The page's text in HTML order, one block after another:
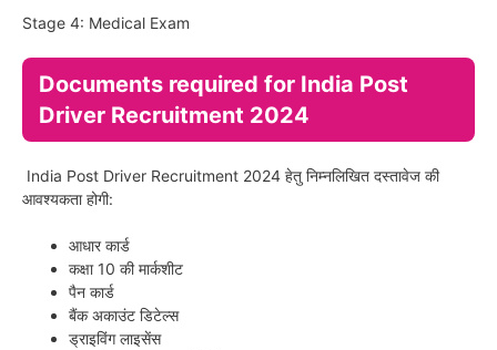
Stage 4: Medical Exam
Documents required for India Post
Driver Recruitment 2024
India Post Driver Recruitment 2024 हेतु निम्नलिखित दस्तावेज की
आवश्यकता होगी:
आधार कार्ड
कक्षा 10 की मार्कशीट
पैन कार्ड
बैंक अकाउंट डिटेल्स
ड्राइविंग लाइसेंस